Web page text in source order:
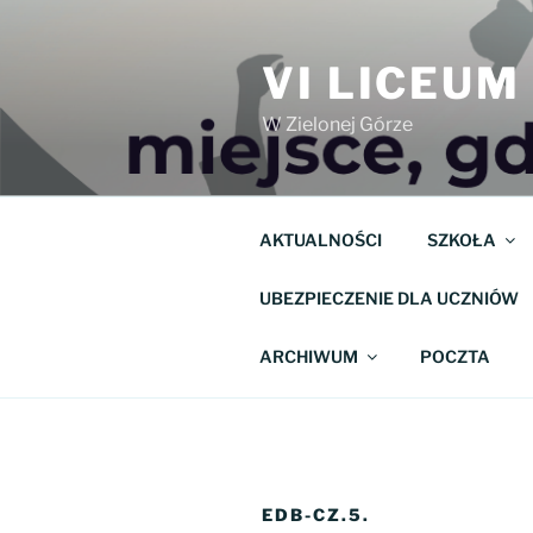
VI LICEUM
W Zielonej Górze
AKTUALNOŚCI SZKOŁA
UBEZPIECZENIE DLA UCZNIÓW
ARCHIWUM POCZTA
EDB-CZ.5.